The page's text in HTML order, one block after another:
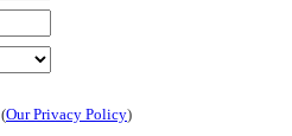
(Our Privacy Policy)